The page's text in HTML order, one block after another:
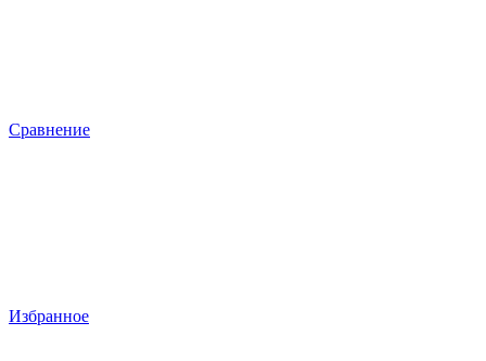
Сравнение
Избранное